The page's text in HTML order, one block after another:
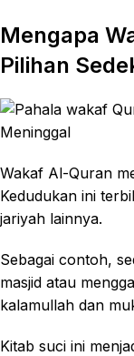
Mengapa
Pilihan
Wakaf Al-Quran
Kedudukan ini
jariyah lainnya.
Sebagai contoh,
masjid atau
kalamullah dan
Kitab suci ini